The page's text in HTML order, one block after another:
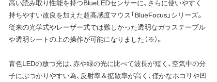
高い読み取り性能を持つBlueLEDセンサーに、さらに使いやすく
持ちやすい改良を加えた超高感度マウス「BlueFocus」シリーズ。
従来の光学式やレーザー式では難しかった透明なガラステーブル
や透明シートの上の操作が可能になりました（※）。
青色LEDの放つ光は、赤や緑の光に比べて波長が短く、空気中の分
子にぶつかりやすい為、反射率＆拡散率が高く、僅かなホコリや凹